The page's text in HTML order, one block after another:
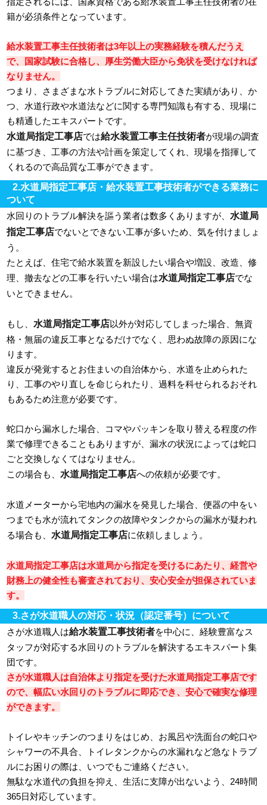
籍が必須条件となっています。
給水装置工事主任技術者は3年以上の実務経験を積んだうえ
で、国家試験に合格し、厚生労働大臣から免状を受けなければ
なりません。
つまり、さまざまな水トラブルに対応してきた実績があり、か
つ、水道行政や水道法などに関する専門知識も有する、現場に
も精通したエキスパートです。
水道局指定工事店では給水装置工事主任技術者が現場の調査
に基づき、工事の方法や計画を策定してくれ、現場を指揮して
くれるので高品質な工事ができます。
2.水道局指定工事店・給水装置工事技術者ができる業務に
ついて
水回りのトラブル解決を謳う業者は数多くありますが、 水道局
指定工事店でないとできない工事が多いため、気を付けましょ
う。
たとえば、住宅で給水装置を新設したい場合や増設、改造、修
理、撤去などの工事を行いたい場合は水道局指定工事店でな
いとできません。
もし、 水道局指定工事店以外が対応してしまった場合、無資
格・無届の違反工事となるだけでなく、思わぬ故障の原因にな
ります。
違反が発覚するとお住まいの自治体から、水道を止められた
り、工事のやり直しを命じられたり、過料を科せられるおそれ
もあるため注意が必要です。
蛇口から漏水した場合、コマやパッキンを取り替える程度の作
業で修理できることもありますが、漏水の状況によっては蛇口
ごと交換しなくてはなりません。
この場合も、 水道局指定工事店への依頼が必要です。
水道メーターから宅地内の漏水を発見した場合、便器の中をい
つまでも水が流れてタンクの故障やタンクからの漏水が疑われ
る場合も、 水道局指定工事店に依頼しましょう。
水道局指定工事店は水道局から指定を受けるにあたり、経営や
財務上の健全性も審査されており、安心安全が担保されていま
す。
3.さが水道職人の対応・状況（認定番号）について
さが水道職人は給水装置工事技術者を中心に、経験豊富なス
タッフが対応する水回りのトラブルを解決するエキスパート集
団です。
さが水道職人は自治体より指定を受けた水道局指定工事店です
ので、幅広い水回りのトラブルに即応でき、安心で確実な修理
ができます。
トイレやキッチンのつまりをはじめ、お風呂や洗面台の蛇口や
シャワーの不具合、トイレタンクからの水漏れなど急なトラブ
ルにお困りの際は、いつでもご連絡ください。
無駄な水道代の負担を抑え、生活に支障が出ないよう、24時間
365日対応しています。